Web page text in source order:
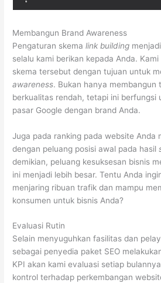
Membangun Brand Awareness
Pengaturan skemalink building
selalu kami berikan kepada Anda.
skema tersebut dengan tujuan untuk
awareness. Bukan hanya membangun
berkualitas rendah, tetapi ini berfungsi
pasar Google dengan brand Anda.
Juga pada ranking pada website Anda
dengan peluang posisi awal pada hasil
demikian, peluang kesuksesan bisnis
ini menjadi lebih besar. Tentu Anda
menjaring ribuan trafik dan mampu
konsumen untuk bisnis Anda?
Evaluasi Rutin
Selain menyuguhkan fasilitas dan
sebagai penyedia paket SEO
KPI akan kami evaluasi setiap
kontrol terhadap perkembangan